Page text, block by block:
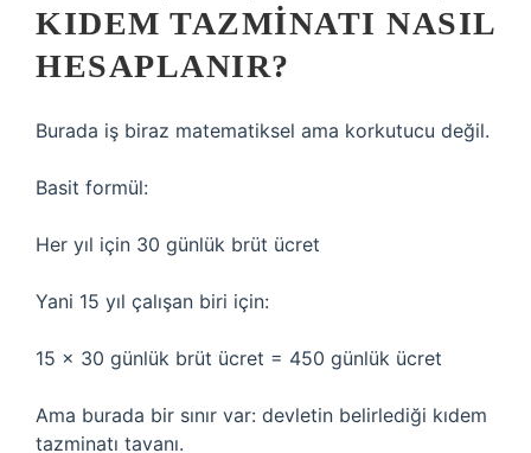
KIDEM TAZMINATI NASIL
HESAPLANIR?
Burada iş biraz matematiksel ama korkutucu değil.
Basit formül:
Her yıl için 30 günlük brüt ücret
Yani 15 yıl çalışan biri için:
15 x 30 günlük brüt ücret = 450 günlük ücret
Ama burada bir sınır var: devletin belirlediği kıdem
tazminatı tavanı.